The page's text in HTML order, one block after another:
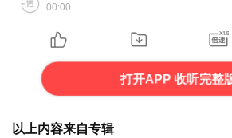
00:00
打开APP 收听完整
以上内容来自专辑